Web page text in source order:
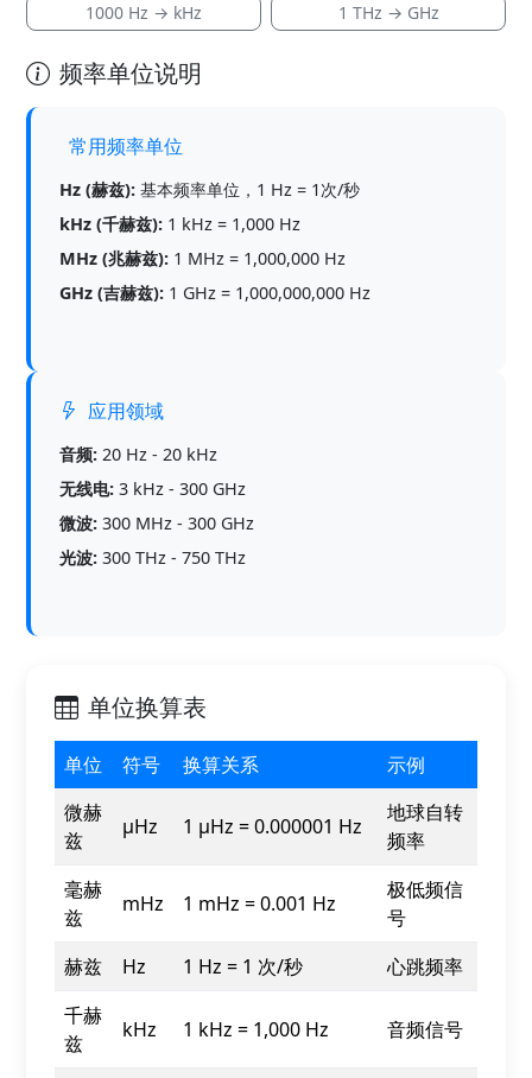
1000 Hz → kHz 1 THz → GHz
频率单位说明
常用频率单位
Hz (赫兹): 基本频率单位，1 Hz = 1次/秒
kHz (千赫兹): 1 kHz = 1,000 Hz
MHz (兆赫兹): 1 MHz = 1,000,000 Hz
GHz (吉赫兹): 1 GHz = 1,000,000,000 Hz
应用领域
音频: 20 Hz - 20 kHz
无线电: 3 kHz - 300 GHz
微波: 300 MHz - 300 GHz
光波: 300 THz - 750 THz
单位换算表
单位 符号 换算关系
示例
微赫
兹
µHz 1 µHz = 0.000001 Hz
地球自转
频率
毫赫
兹
mHz 1 mHz = 0.001 Hz
极低频信
号
赫兹
Hz 1 Hz = 1 次/秒
心跳频率
千赫
兹
kHz 1 kHz = 1,000 Hz 音频信号